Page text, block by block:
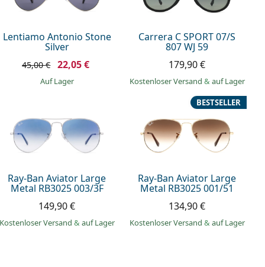
Lentiamo Antonio Stone
Silver
45,00 € 22,05 €
auf Lager
Carrera C SPORT 07/S
807 WJ 59
179,90 €
Kostenloser Versand & auf Lager
Ray-Ban Aviator Large
Metal RB3025 003/3F
149,90 €
Kostenloser Versand & auf Lager
Ray-Ban Aviator Large
Metal RB3025 001/51
BESTSELLER
134,90 €
Kostenloser Versand & auf Lager